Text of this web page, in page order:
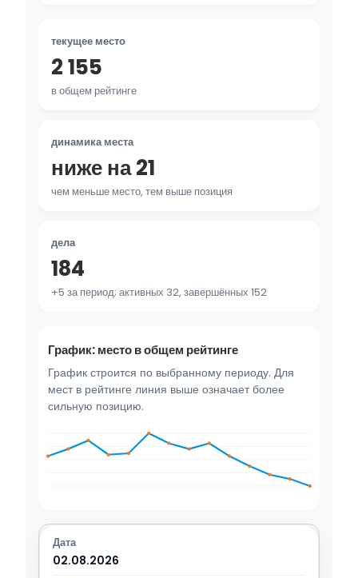
текущее место
2 155
в общем рейтинге
динамика места
ниже на 21
чем меньше место, тем выше позиция
дела
184
+5 за период; активных 32, завершённых 152
График: место в общем рейтинге
График строится по выбранному периоду. Для
мест в рейтинге линия выше означает более
сильную позицию.
02.08.2026